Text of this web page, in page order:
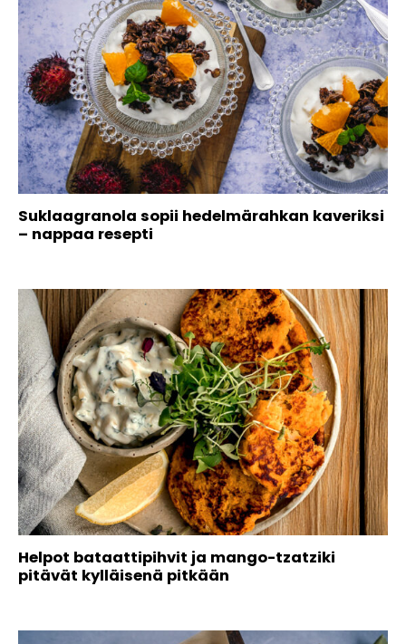
Suklaagranola sopii hedelmärahkan kaveriksi
– nappaa resepti
Helpot bataattipihvit ja mango-tzatziki
pitävät kylläisenä pitkään